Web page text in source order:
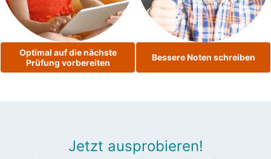
Optimal auf die nächste
Prüfung vorbereiten
Bessere Noten schreiben
Jetzt ausprobieren!